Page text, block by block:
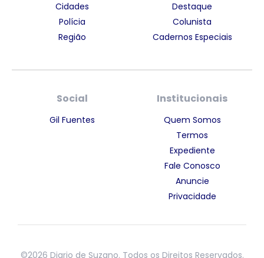
Cidades
Polícia
Região
Destaque
Colunista
Cadernos Especiais
Social
Gil Fuentes
Institucionais
Quem Somos
Termos
Expediente
Fale Conosco
Anuncie
Privacidade
©2026 Diario de Suzano. Todos os Direitos Reservados.